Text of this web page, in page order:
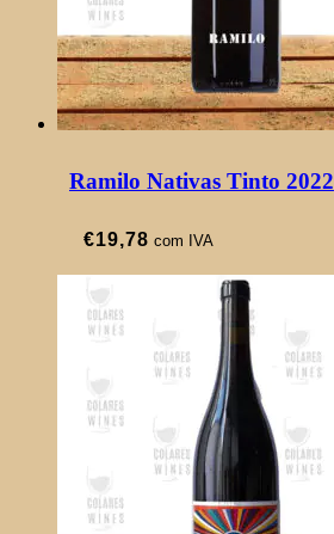
Ramilo Nativas Tinto 2022
€19,78 com IVA